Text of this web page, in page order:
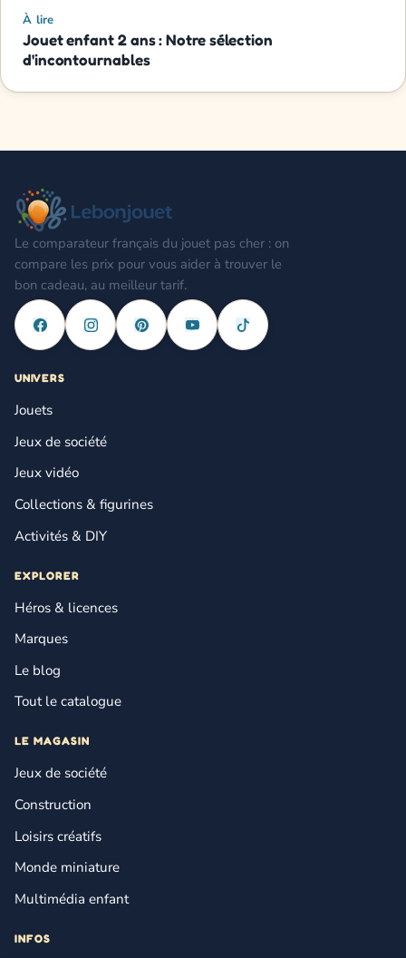
À lire
Jouet enfant 2 ans : Notre sélection
d'incontournables
Le comparateur français du jouet pas cher : on
compare les prix pour vous aider à trouver le
bon cadeau, au meilleur tarif.
UNIVERS
Jouets
Jeux de société
Jeux vidéo
Collections & figurines
Activités & DIY
EXPLORER
Héros & licences
Marques
Le blog
Tout le catalogue
LE MAGASIN
Jeux de société
Construction
Loisirs créatifs
Monde miniature
Multimédia enfant
INFOS